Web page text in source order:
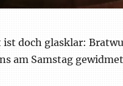
doch glasklar:
am Samstag